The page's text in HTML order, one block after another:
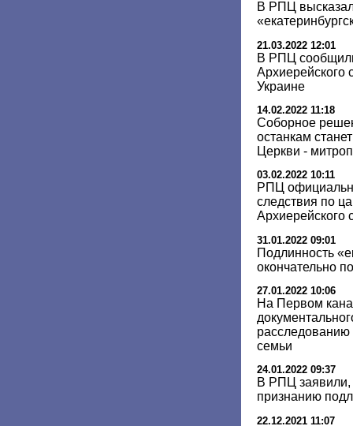
В РПЦ
21.03.2022 12:01
В РПЦ
Архиерейского
Украине
14.02.2022 11:18
Соборное
останкам
Церкви -
03.02.2022 10:11
РПЦ
следствия по
Архиерейского
31.01.2022 09:01
Подлинность
окончательно
27.01.2022 10:06
На Первом
расследованию
семьи
24.01.2022 09:37
В РПЦ заявили,
признанию
22.12.2021 11:07